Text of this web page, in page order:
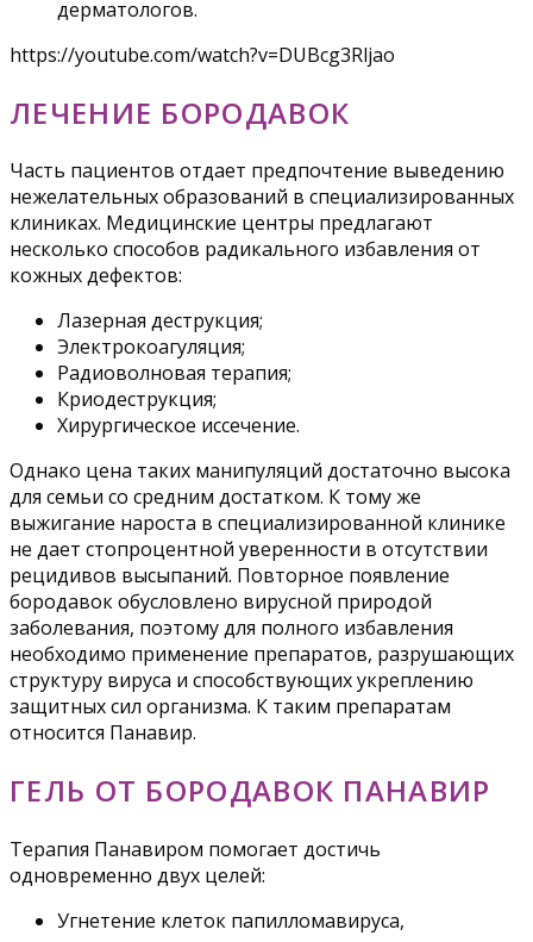
дерматологов.
https://youtube.com/watch?v=DUBcg3Rljao
ЛЕЧЕНИЕ БОРОДАВОК
Часть пациентов отдает предпочтение выведению
нежелательных образований в специализированных
клиниках. Медицинские центры предлагают
несколько способов радикального избавления от
кожных дефектов:
Лазерная деструкция;
Электрокоагуляция;
Радиоволновая терапия;
Криодеструкция;
Хирургическое иссечение.
Однако цена таких манипуляций достаточно высока
для семьи со средним достатком. К тому же
выжигание нароста в специализированной клинике
не дает стопроцентной уверенности в отсутствии
рецидивов высыпаний. Повторное появление
бородавок обусловлено вирусной природой
заболевания, поэтому для полного избавления
необходимо применение препаратов, разрушающих
структуру вируса и способствующих укреплению
защитных сил организма. К таким препаратам
относится Панавир.
ГЕЛЬ ОТ БОРОДАВОК ПАНАВИР
Терапия Панавиром помогает достичь
одновременно двух целей:
Угнетение клеток папилломавируса,